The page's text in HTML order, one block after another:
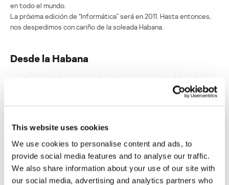
This website uses cookies
We use cookies to personalise content and ads, to
provide social media features and to analyse our traffic.
We also share information about your use of our site with
our social media, advertising and analytics partners who
en todo el mundo.
La próxima edición de “Informática” será en 2011. Hasta entonces,
nos despedimos con cariño de la soleada Habana.
Desde la Habana
Su dirección de correo electrónico no será publicada.
Nombre* Correo electrónico *